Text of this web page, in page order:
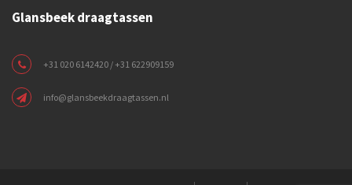
Glansbeek draagtassen
+31 020 6142420 / +31 622909159
info@glansbeekdraagtassen.nl